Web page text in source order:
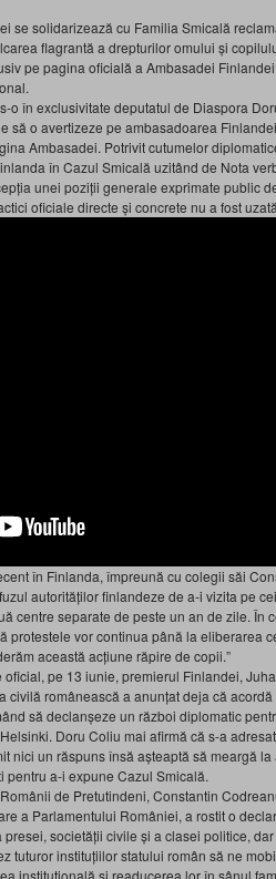
se solidarizează cu Familia Smicală
flagrantă a drepturilor omului și
pe pagina oficială a Ambasadei
o în exclusivitate deputatul de Diaspora
să o avertizeze pe ambasadoarea
Ambasadei. Potrivit cutumelor
în Cazul Smicală uzitând de Nota
unei poziții generale exprimate public
oficiale directe și concrete nu a fost
în Finlanda, împreună cu colegii săi
autorităților finlandeze de a-i vizita pe
centre separate de peste un an de zile. În
protestele vor continua până la eliberarea
această acțiune răpire de copii.”
pe 13 iunie, premierul Finlandei,
civilă românească a anunțat deja că
să declanșeze un război diplomatic
Doru Coliu mai afirmă că s-a
nici un răspuns însă așteaptă să meargă
a-i expune Cazul Smicală.
de Pretutindeni, Constantin
a Parlamentului României, a rostit o
societății civile și a clasei politice,
tuturor instituțiilor statului român să ne
instituțională și readucerea lor în sânul